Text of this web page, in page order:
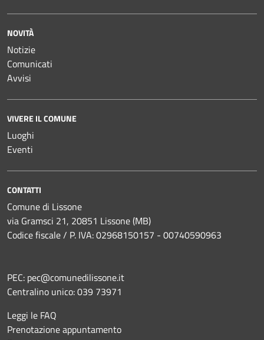
NOVITÀ
Notizie
Comunicati
Avvisi
VIVERE IL COMUNE
Luoghi
Eventi
CONTATTI
Comune di Lissone
via Gramsci 21, 20851 Lissone (MB)
Codice fiscale / P. IVA: 02968150157 - 00740590963
PEC: pec@comunedilissone.it
Centralino unico:039 73971
Leggi le FAQ
Prenotazione appuntamento